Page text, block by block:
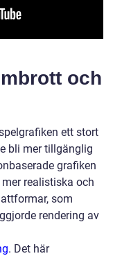
och
ett stort
bli mer tillgänglig
grafiken
realistiska och
som
rendering av
. Det här